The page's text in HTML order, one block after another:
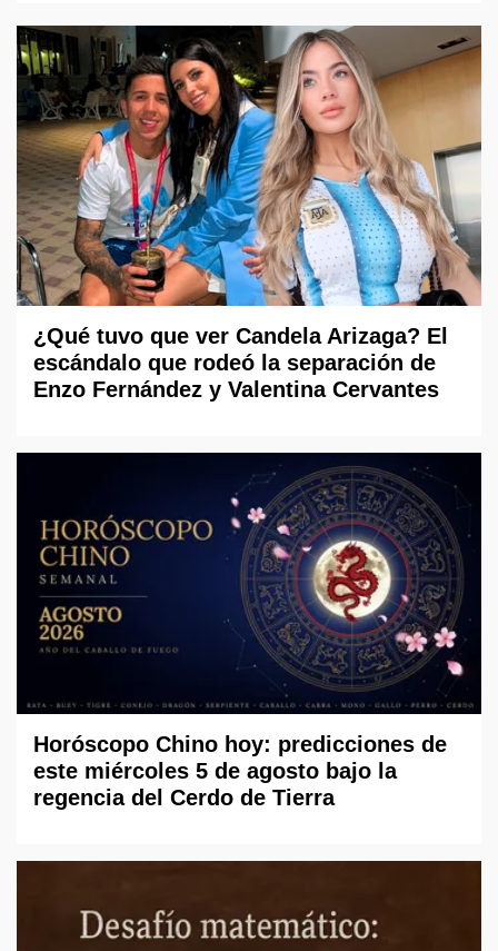
¿Qué tuvo que ver Candela Arizaga? El
escándalo que rodeó la separación de
Enzo Fernández y Valentina Cervantes
Horóscopo Chino hoy: predicciones de
este miércoles 5 de agosto bajo la
regencia del Cerdo de Tierra